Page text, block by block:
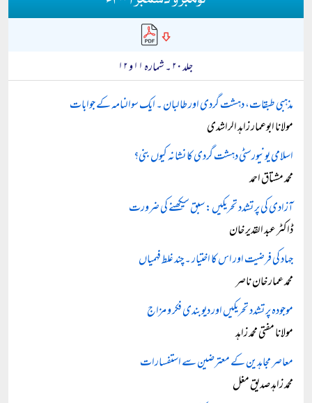
جلد ۲۰ ۔ شمارہ ۱۱ و ۱۲
مذہبی طبقات، دہشت گردی اور طالبان ۔ ایک سوالنامہ کے جوابات
مولانا ابوعمار زاہد الراشدی
اسلامی یونیورسٹی دہشت گردی کا نشانہ کیوں بنی؟
محمد مشتاق احمد
آزادی کی پر تشدد تحریکیں: سبق سیکھنے کی ضرورت
ڈاکٹر عبد القدیر خان
جہاد کی فرضیت اور اس کا اختیار ۔ چند غلط فہمیاں
محمد عمار خان ناصر
موجودہ پر تشدد تحریکیں اور دیوبندی فکر و مزاج
مولانا مفتی محمد زاہد
معاصر مجاہدین کے معترضین سے استفسارات
محمد زاہد صدیق مغل